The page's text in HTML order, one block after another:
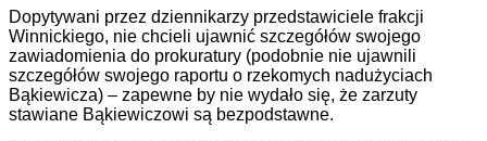
Dopytywani przez dziennikarzy przedstawiciele frakcji
Winnickiego, nie chcieli ujawnić szczegółów swojego
zawiadomienia do prokuratury (podobnie nie ujawnili
szczegółów swojego raportu o rzekomych nadużyciach
Bąkiewicza) – zapewne by nie wydało się, że zarzuty
stawiane Bąkiewiczowi są bezpodstawne.